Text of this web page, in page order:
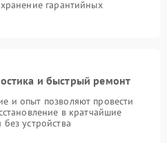
гарантийных
и быстрый ремонт
и опыт позволяют провести
в кратчайшие
устройства